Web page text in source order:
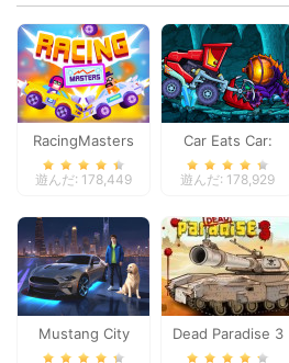
RacingMasters
遊んだ: 178,449
Car Eats Car:
Dungeon
Adventure
遊んだ: 178,929
Mustang City
Driver
Dead Paradise 3